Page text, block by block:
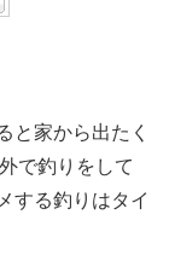
と家から出たく
で釣りをして
する釣りはタイ